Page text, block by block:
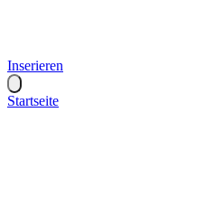
Inserieren
Startseite